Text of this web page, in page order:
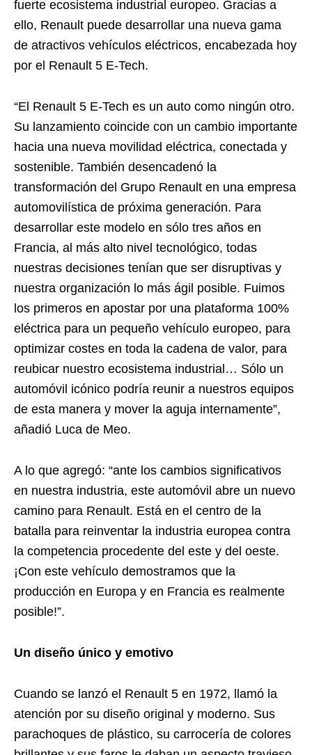
fuerte ecosistema industrial europeo. Gracias a
ello, Renault puede desarrollar una nueva gama
de atractivos vehículos eléctricos, encabezada hoy
por el Renault 5 E-Tech.
“El Renault 5 E-Tech es un auto como ningún otro.
Su lanzamiento coincide con un cambio importante
hacia una nueva movilidad eléctrica, conectada y
sostenible. También desencadenó la
transformación del Grupo Renault en una empresa
automovilística de próxima generación. Para
desarrollar este modelo en sólo tres años en
Francia, al más alto nivel tecnológico, todas
nuestras decisiones tenían que ser disruptivas y
nuestra organización lo más ágil posible. Fuimos
los primeros en apostar por una plataforma 100%
eléctrica para un pequeño vehículo europeo, para
optimizar costes en toda la cadena de valor, para
reubicar nuestro ecosistema industrial… Sólo un
automóvil icónico podría reunir a nuestros equipos
de esta manera y mover la aguja internamente”,
añadió Luca de Meo.
A lo que agregó: “ante los cambios significativos
en nuestra industria, este automóvil abre un nuevo
camino para Renault. Está en el centro de la
batalla para reinventar la industria europea contra
la competencia procedente del este y del oeste.
¡Con este vehículo demostramos que la
producción en Europa y en Francia es realmente
posible!”.
Un diseño único y emotivo
Cuando se lanzó el Renault 5 en 1972, llamó la
atención por su diseño original y moderno. Sus
parachoques de plástico, su carrocería de colores